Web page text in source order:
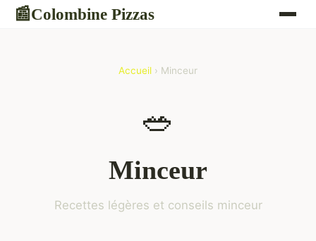
📰Colombine Pizzas
Accueil › Minceur
🥗
Minceur
Recettes légères et conseils minceur